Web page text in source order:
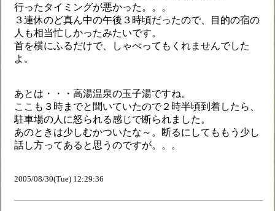
行ったタイミングが悪かった。。。
３連休のど真ん中の午後３時頃だったので、目的の宿の
人も相当忙しかったみたいです。
首を横にふるだけで、しゃべってもくれませんでした
よ。
あとは・・・高湯温泉の玉子湯ですね。
ここも３時までと聞いていたので２時半頃到着したら、
駐車場の人に怒られる感じで断られました。
あのときは少しむかついたな～。断るにしてももう少し
話し方ってあると思うのですが。。。
2005/08/30(Tue) 12:29:36